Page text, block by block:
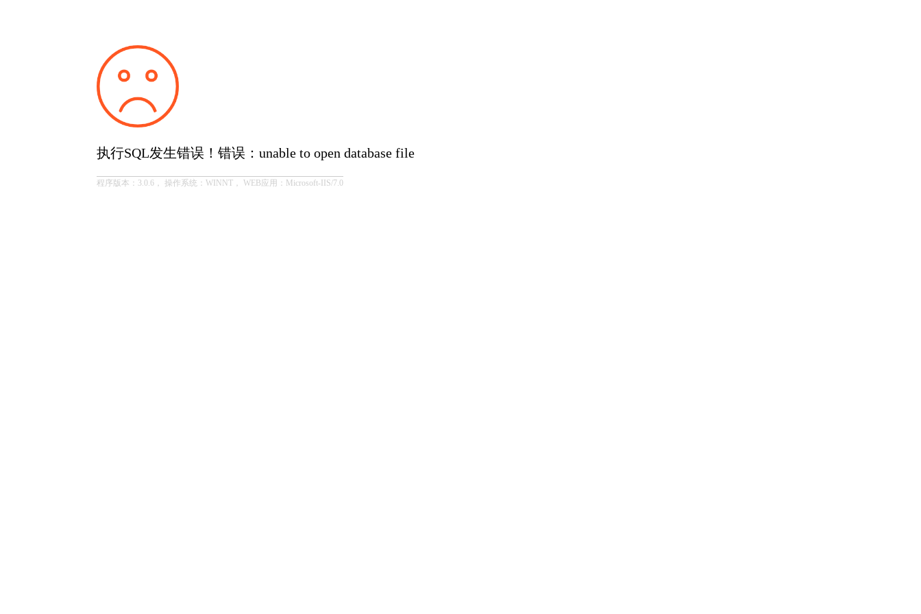
执行SQL发生错误！错误：unable to open database file
程序版本：3.0.6， 操作系统：WINNT， WEB应用：Microsoft-IIS/7.0